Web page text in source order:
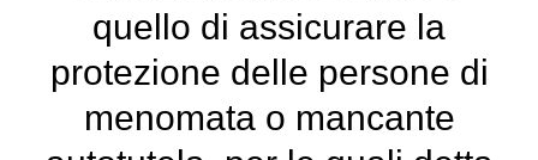
quello di assicurare la
protezione delle persone di
menomata o mancante